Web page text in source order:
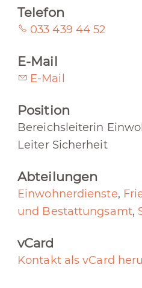
Telefon
033 439 44 52
E-Mail
E-Mail
Position
Bereichsleiterin
Leiter Sicherheit
Abteilungen
Einwohnerdienste,
und Bestattungsamt,
vCard
Kontakt als vCard